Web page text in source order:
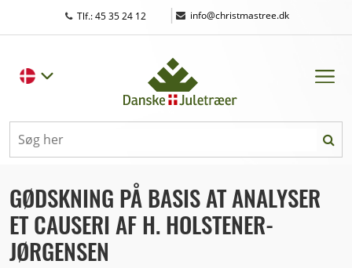
Tlf.: 45 35 24 12 | info@christmastree.dk
GØDSKNING PÅ BASIS AT ANALYSER
ET CAUSERI AF H. HOLSTENER-
JØRGENSEN